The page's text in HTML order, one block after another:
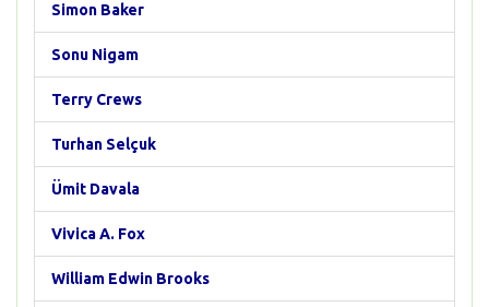
Simon Baker
Sonu Nigam
Terry Crews
Turhan Selçuk
Ümit Davala
Vivica A. Fox
William Edwin Brooks